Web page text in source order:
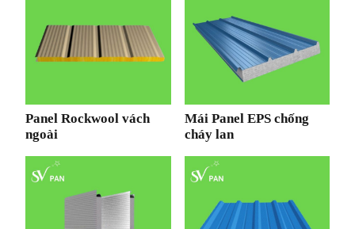
Panel Rockwool vách
ngoài
Mái Panel EPS chống
cháy lan